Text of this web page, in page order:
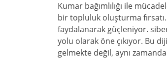
Kumar bağımlılığı ile
bir topluluk oluşturma
faydalanarak güçleniyor.
yolu olarak öne çıkıyor. Bu
gelmekte değil, aynı